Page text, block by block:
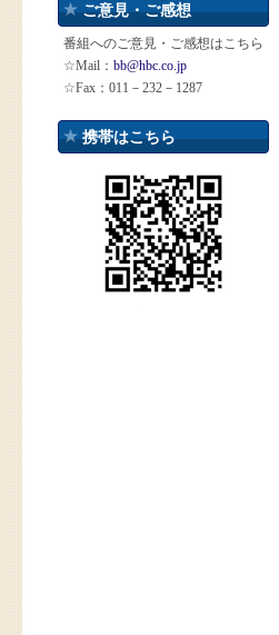
ご意見・ご感想
番組へのご意見・ご感想はこちら
☆Mail： bb@hbc.co.jp
☆Fax：011－232－1287
携帯はこちら